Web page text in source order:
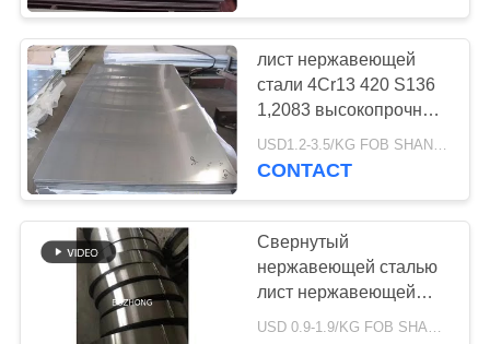
лист нержавеющей
стали 4Cr13 420 S136
1,2083 высокопрочный
с термической
обработкой
USD1.2-3.5/KG FOB SHANGHAI MOQ:500КГ
CONTACT
Свернутый
нержавеющей сталью
лист нержавеющей
стали EN 10271
USD 0.9-1.9/KG FOB SHANGHAI MOQ:500KG